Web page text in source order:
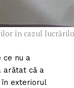
în cazul
ce nu a
arătat că a
exteriorul